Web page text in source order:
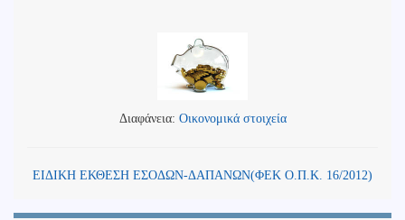
Διαφάνεια: Οικονομικά στοιχεία
ΕΙΔΙΚΗ ΕΚΘΕΣΗ ΕΣΟΔΩΝ-ΔΑΠΑΝΩΝ(ΦΕΚ Ο.Π.Κ. 16/2012)